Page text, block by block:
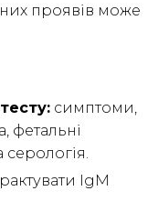
проявів може
симптоми,
фетальні
IgM